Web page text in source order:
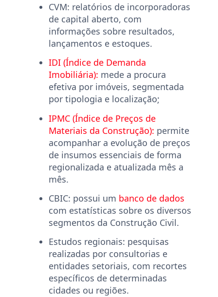
CVM: relatórios de incorporadoras
de capital aberto, com
informações sobre resultados,
lançamentos e estoques.
IDI (Índice de Demanda
Imobiliária): mede a procura
efetiva por imóveis, segmentada
por tipologia e localização;
IPMC (Índice de Preços de
Materiais da Construção): permite
acompanhar a evolução de preços
de insumos essenciais de forma
regionalizada e atualizada mês a
mês.
CBIC: possui um banco de dados
com estatísticas sobre os diversos
segmentos da Construção Civil.
Estudos regionais: pesquisas
realizadas por consultorias e
entidades setoriais, com recortes
específicos de determinadas
cidades ou regiões.